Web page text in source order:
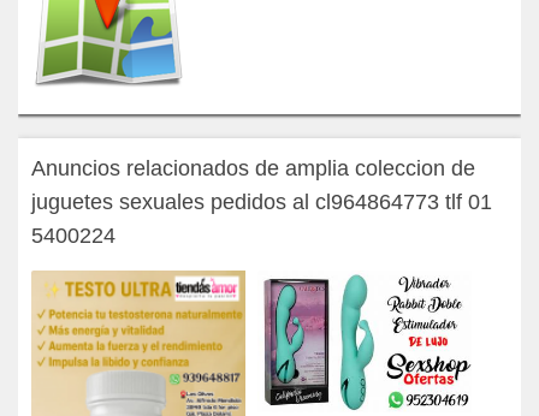
Anuncios relacionados de amplia coleccion de
juguetes sexuales pedidos al cl964864773 tlf 01
5400224